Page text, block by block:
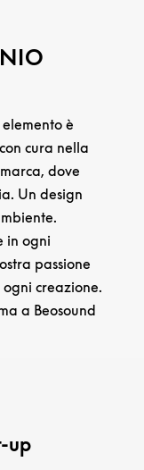
è
cura nella
dove
Un design
in ogni
passione
creazione.
a Beosound
up